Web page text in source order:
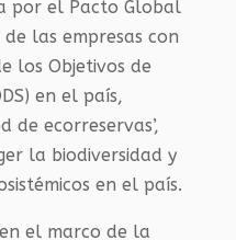
por el Pacto Global
las empresas con
los Objetivos de
en el país,
de ecorreservas’,
la biodiversidad y
en el país.
el marco de la